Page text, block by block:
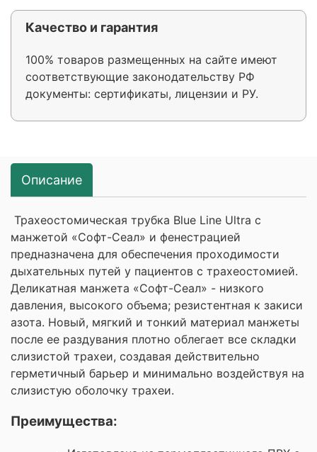
Качество и гарантия
100% товаров размещенных на сайте имеют
соответствующие законодательству РФ
документы: сертификаты, лицензии и РУ.
Описание
Трахеостомическая трубка Blue Line Ultra с
манжетой «Софт-Сеал» и фенестрацией
предназначена для обеспечения проходимости
дыхательных путей у пациентов с трахеостомией.
Деликатная манжета «Софт-Сеал» - низкого
давления, высокого объема; резистентная к закиси
азота. Новый, мягкий и тонкий материал манжеты
после ее раздувания плотно облегает все складки
слизистой трахеи, создавая действительно
герметичный барьер и минимально воздействуя на
слизистую оболочку трахеи.
Преимущества: